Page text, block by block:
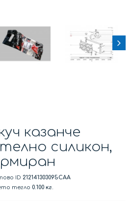
казанче
силикон,
ID 212141303095CAA
тегло 0.100 кг.